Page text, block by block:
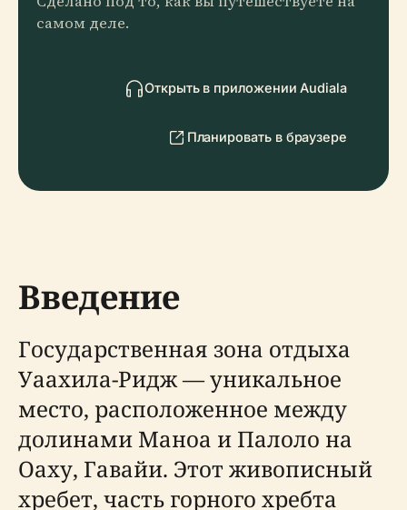
самом деле.
Открыть в приложении Audiala
Планировать в браузере
Введение
Государственная зона отдыха
Уаахила-Ридж — уникальное
место, расположенное между
долинами Маноа и Палоло на
Оаху, Гавайи. Этот живописный
хребет, часть горного хребта